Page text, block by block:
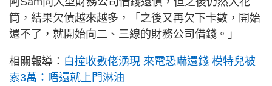
筒，結果欠債越來越多，「之後又再欠下卡數，開始
還不了，就開始向二、三線的財務公司借錢。」
相關報導： 白撞收數佬湧現 來電恐嚇還錢 模特兒被
索3萬：唔還就上門淋油